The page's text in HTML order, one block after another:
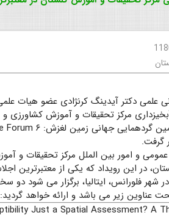
علمی دکتر آیدینگ کرنژادی عضو هیات
مرکز تحقیقات و آموزش کشاورزی
گردهمایی جهانی زمین لغزش: ۶
Forum
گرفت.
و امور بین الملل مرکز تحقیقات و
در این رویداد که یکی از معتبرترین
در دنیا می باشد و در تاریخ ۱۴ الی ۱۷ نوامبر ۲۰۲۳ در شهر فلورانس، ایتالیا،
زیر می ­باشد و ارائه خواهد گردید:
Just a Spatial Assessment? A